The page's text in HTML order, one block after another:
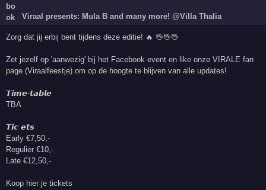
Viraal presents: Mula B and many more! @Villa Thalia
Zorg dat jij erbij bent tijdens deze editie! 🔥 🖖🖖🖖
Zet jezelf op 'aanwezig' bij het Facebook event en like onze VIRALE fan
page (Viraalfeestje) om op de hoogte te blijven van alle updates!
𝙏𝙞𝙢𝙚-𝙩𝙖𝙗𝙡𝙚
TBA
𝙏𝙞𝙘 𝙚𝙩𝙨
Early €7,50,-
Regulier €10,-
Late €12,50,-
Koop hier je tickets